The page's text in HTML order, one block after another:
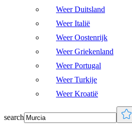
Weer Duitsland
Weer Italië
Weer Oostenrijk
Weer Griekenland
Weer Portugal
Weer Turkije
Weer Kroatië
search